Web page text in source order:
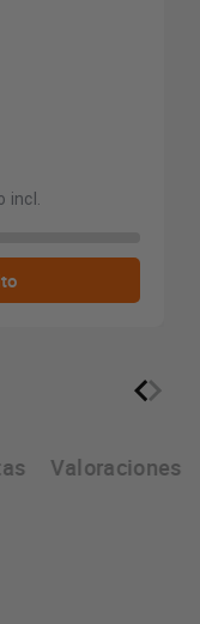
incl.
Valoraciones